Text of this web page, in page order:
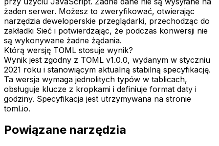
żaden serwer. Możesz to zweryfikować, otwierając
narzędzia deweloperskie przeglądarki, przechodząc do
zakładki Sieć i potwierdzając, że podczas konwersji nie
są wykonywane żadne żądania.
Którą wersję TOML stosuje wynik?
Wynik jest zgodny z TOML v1.0.0, wydanym w styczniu
2021 roku i stanowiącym aktualną stabilną specyfikację.
Ta wersja wymaga jednolitych typów w tablicach,
obsługuje klucze z kropkami i definiuje format daty i
godziny. Specyfikacja jest utrzymywana na stronie
toml.io.
Powiązane narzędzia